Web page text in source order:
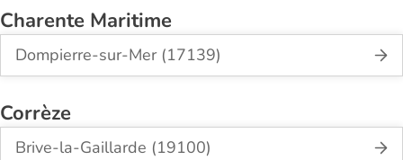
Charente Maritime
Dompierre-sur-Mer (17139)
Corrèze
Brive-la-Gaillarde (19100)